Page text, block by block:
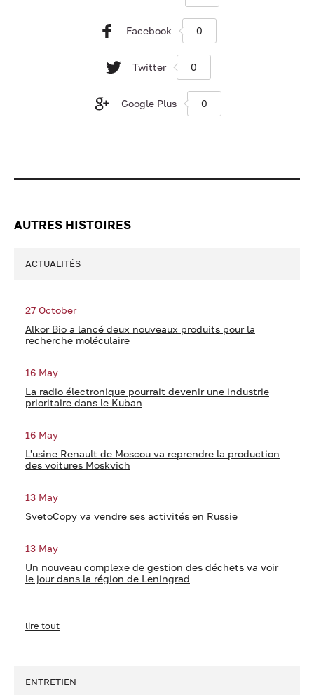
Facebook 0
Twitter 0
Google Plus 0
AUTRES HISTOIRES
ACTUALITÉS
27 October
Alkor Bio a lancé deux nouveaux produits pour la
recherche moléculaire
16 May
La radio électronique pourrait devenir une industrie
prioritaire dans le Kuban
16 May
L'usine Renault de Moscou va reprendre la production
des voitures Moskvich
13 May
SvetoCopy va vendre ses activités en Russie
13 May
Un nouveau complexe de gestion des déchets va voir
le jour dans la région de Leningrad
lire tout
ENTRETIEN